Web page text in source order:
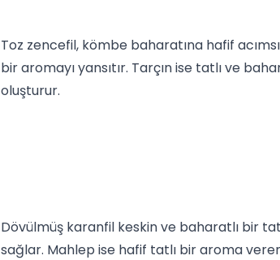
Toz zencefil, kömbe baharatına hafif
bir aromayı yansıtır. Tarçın ise tatlı ve
oluşturur.
Dövülmüş karanfil keskin ve baharatlı bir
sağlar. Mahlep ise hafif tatlı bir aroma